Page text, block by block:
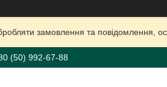
замовлення та повідомлення,
(50) 992-67-88